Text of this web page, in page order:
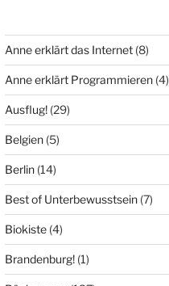
Anne erklärt das Internet(8)
Anne erklärt Programmieren(4)
Ausflug!(29)
Belgien(5)
Berlin(14)
Best of Unterbewusstsein(7)
Biokiste(4)
Brandenburg!(1)